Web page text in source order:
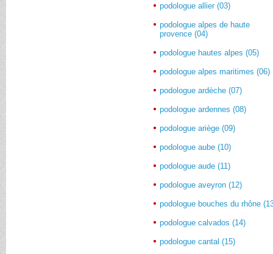
podologue allier (03)
podologue alpes de haute
provence (04)
podologue hautes alpes (05)
podologue alpes maritimes (06)
podologue ardèche (07)
podologue ardennes (08)
podologue ariège (09)
podologue aube (10)
podologue aude (11)
podologue aveyron (12)
podologue bouches du rhône
podologue calvados (14)
podologue cantal (15)